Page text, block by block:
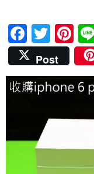
F
ac
e
b
k
T
w
itt
er
Pi
nt
er
es
Post